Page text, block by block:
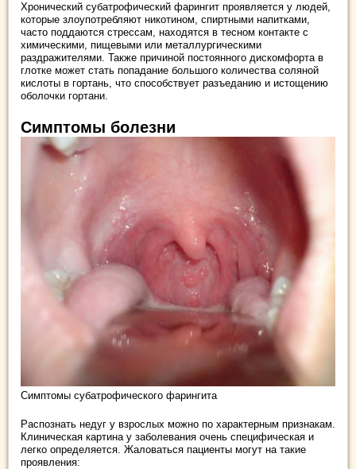
Хронический субатрофический фарингит проявляется у людей,
которые злоупотребляют никотином, спиртными напитками,
часто поддаются стрессам, находятся в тесном контакте с
химическими, пищевыми или металлургическими
раздражителями. Также причиной постоянного дискомфорта в
глотке может стать попадание большого количества соляной
кислоты в гортань, что способствует разъеданию и истощению
оболочки гортани.
Симптомы болезни
Симптомы субатрофического фарингита
Распознать недуг у взрослых можно по характерным признакам.
Клиническая картина у заболевания очень специфическая и
легко определяется. Жаловаться пациенты могут на такие
проявления: